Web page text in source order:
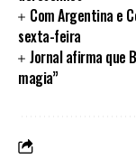
Com Argentina e
sexta-feira
Jornal afirma que
magia”